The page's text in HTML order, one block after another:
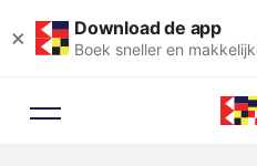
× Download de app
Boek sneller en